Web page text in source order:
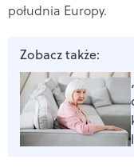
południa Europy.
Zobacz także: